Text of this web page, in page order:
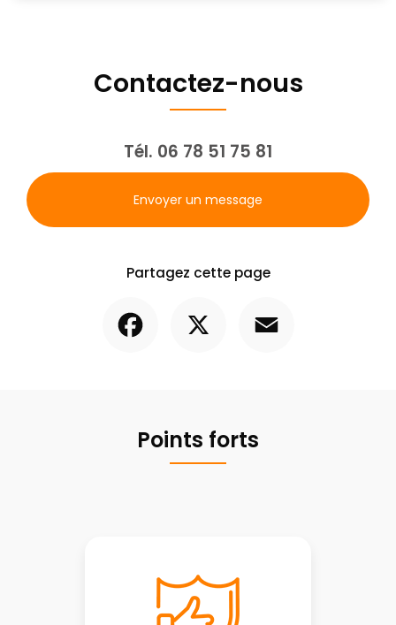
Contactez-nous
Tél. 06 78 51 75 81
Envoyer un message
Partagez cette page
Points forts